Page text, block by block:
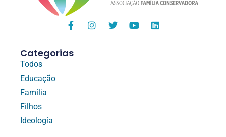
Categorias
Todos
Educação
Família
Filhos
Ideología